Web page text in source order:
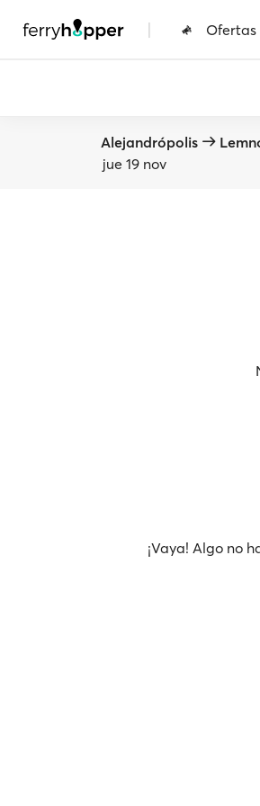
| Ofertas
Alejandrópolis
jue 19 nov
¡Vaya! Algo no